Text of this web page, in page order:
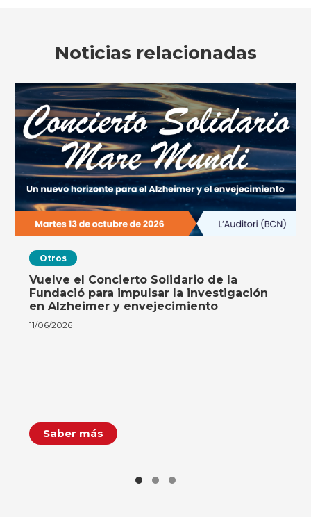
Noticias relacionadas
Otros
Vuelve el Concierto Solidario de la
Fundació para impulsar la investigación
en Alzheimer y envejecimiento
11/06/2026
Saber más